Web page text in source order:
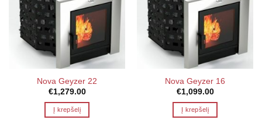
Nova Geyzer 22
€1,279.00
Į krepšelį
Nova Geyzer 16
€1,099.00
Į krepšelį